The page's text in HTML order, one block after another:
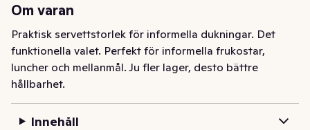
Om varan
Praktisk servettstorlek för informella dukningar. Det
funktionella valet. Perfekt för informella frukostar,
luncher och mellanmål. Ju fler lager, desto bättre
hållbarhet.
Innehåll